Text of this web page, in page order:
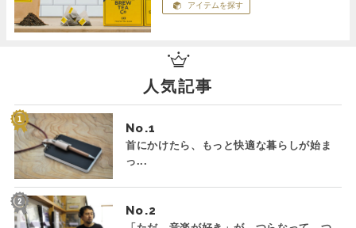
アイテムを探す
人気記事
No.
首にかけたら、もっと快適な暮らしが始ま
っ...
No.